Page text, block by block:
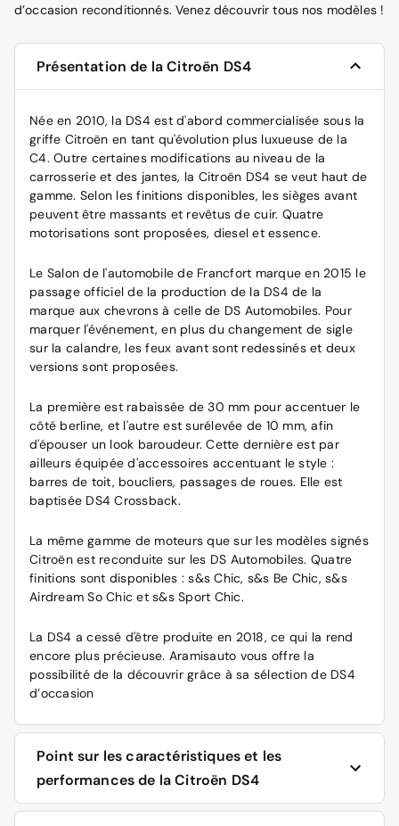
d’occasion reconditionnés. Venez découvrir tous nos modèles !
Présentation de la Citroën DS4
Née en 2010, la DS4 est d'abord commercialisée sous la
griffe Citroën en tant qu'évolution plus luxueuse de la
C4. Outre certaines modifications au niveau de la
carrosserie et des jantes, la Citroën DS4 se veut haut de
gamme. Selon les finitions disponibles, les sièges avant
peuvent être massants et revêtus de cuir. Quatre
motorisations sont proposées, diesel et essence.
Le Salon de l'automobile de Francfort marque en 2015 le
passage officiel de la production de la DS4 de la
marque aux chevrons à celle de DS Automobiles. Pour
marquer l'événement, en plus du changement de sigle
sur la calandre, les feux avant sont redessinés et deux
versions sont proposées.
La première est rabaissée de 30 mm pour accentuer le
côté berline, et l'autre est surélevée de 10 mm, afin
d'épouser un look baroudeur. Cette dernière est par
ailleurs équipée d'accessoires accentuant le style :
barres de toit, boucliers, passages de roues. Elle est
baptisée DS4 Crossback.
La même gamme de moteurs que sur les modèles signés
Citroën est reconduite sur les DS Automobiles. Quatre
finitions sont disponibles : s&s Chic, s&s Be Chic, s&s
Airdream So Chic et s&s Sport Chic.
La DS4 a cessé d'être produite en 2018, ce qui la rend
encore plus précieuse. Aramisauto vous offre la
possibilité de la découvrir grâce à sa sélection de DS4
d’occasion
Point sur les caractéristiques et les
performances de la Citroën DS4